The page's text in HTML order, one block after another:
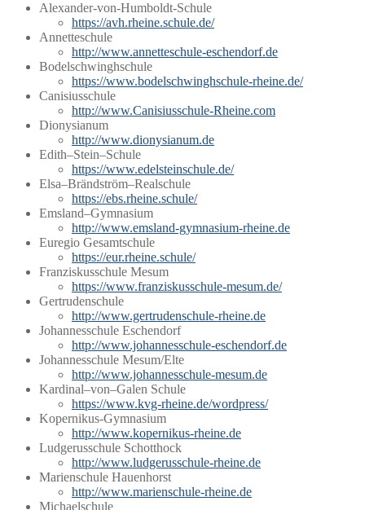
Alexander-von-Humboldt-Schule
https://avh.rheine.schule.de/
Annetteschule
http://www.annetteschule-eschendorf.de
Bodelschwinghschule
https://www.bodelschwinghschule-rheine.de/
Canisiusschule
http://www.Canisiusschule-Rheine.com
Dionysianum
http://www.dionysianum.de
Edith–Stein–Schule
https://www.edelsteinschule.de/
Elsa–Brändström–Realschule
https://ebs.rheine.schule/
Emsland–Gymnasium
http://www.emsland-gymnasium-rheine.de
Euregio Gesamtschule
https://eur.rheine.schule/
Franziskusschule Mesum
https://www.franziskusschule-mesum.de/
Gertrudenschule
http://www.gertrudenschule-rheine.de
Johannesschule Eschendorf
http://www.johannesschule-eschendorf.de
Johannesschule Mesum/Elte
http://www.johannesschule-mesum.de
Kardinal–von–Galen Schule
https://www.kvg-rheine.de/wordpress/
Kopernikus-Gymnasium
http://www.kopernikus-rheine.de
Ludgerusschule Schotthock
http://www.ludgerusschule-rheine.de
Marienschule Hauenhorst
http://www.marienschule-rheine.de
Michaelschule